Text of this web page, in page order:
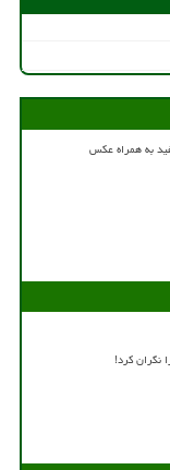
به همراه عکس
نگران کرد!